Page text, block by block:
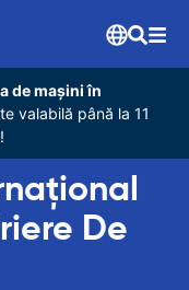
de mașini în
valabilă până la 11
De